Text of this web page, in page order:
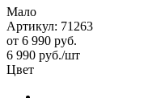
Мало
Артикул: 71263
от 6 990 руб.
6 990 руб./шт
Цвет